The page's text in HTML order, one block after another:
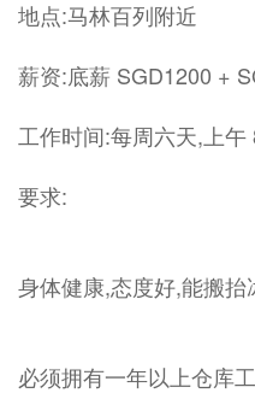
地点:马林百列附近
薪资:底薪 SGD1200 +
工作时间:每周六天,上
要求:
身体健康,态度好,能搬抬
必须拥有一年以上仓库